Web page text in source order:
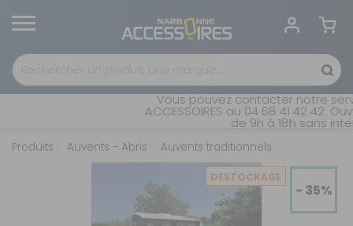
Vous pouvez contacter notre
ACCESSOIRES au 04 68 41 42 42.
de 9h à 18h sans
Produits Auvents - Abris Auvents traditionnels
DESTOCKAGE
- 35%